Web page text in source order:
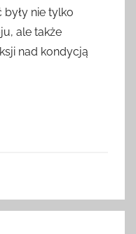
nie tylko
ale także
nad kondycją